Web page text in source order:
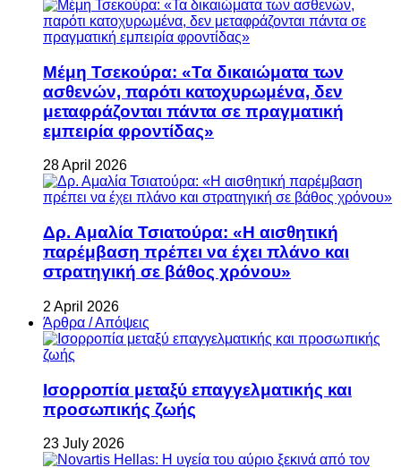
Μέμη Τσεκούρα: «Τα δικαιώματα των
ασθενών, παρότι κατοχυρωμένα, δεν
μεταφράζονται πάντα σε πραγματική
εμπειρία φροντίδας»
28 April 2026
Δρ. Αμαλία Τσιατούρα: «Η αισθητική
παρέμβαση πρέπει να έχει πλάνο και
στρατηγική σε βάθος χρόνου»
2 April 2026
Άρθρα / Απόψεις
Ισορροπία μεταξύ επαγγελματικής και
προσωπικής ζωής
23 July 2026